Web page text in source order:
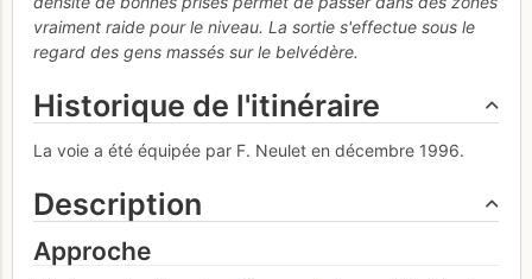
vraiment raide pour le niveau. La sortie s'effectue sous le
regard des gens massés sur le belvédère.
Historique de l'itinéraire
La voie a été équipée par F. Neulet en décembre 1996.
Description
Approche